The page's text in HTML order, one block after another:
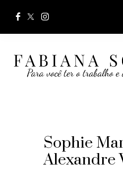
Sophie
Alexandre